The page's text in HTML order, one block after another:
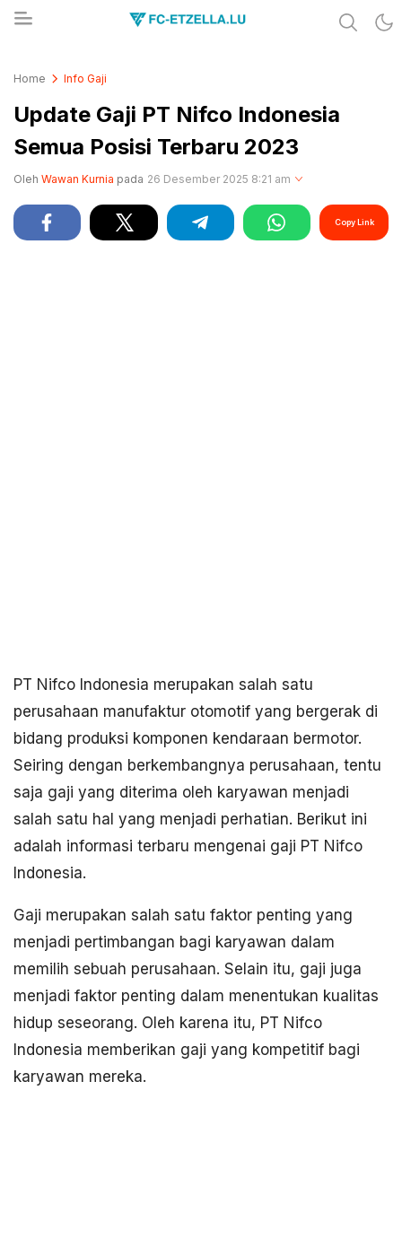
Home Info Gaji
Update Gaji PT Nifco Indonesia
Semua Posisi Terbaru 2023
Oleh Wawan Kurnia pada 26 Desember 2025 8:21 am
Copy Link
PT Nifco Indonesia merupakan salah satu
perusahaan manufaktur otomotif yang bergerak di
bidang produksi komponen kendaraan bermotor.
Seiring dengan berkembangnya perusahaan, tentu
saja gaji yang diterima oleh karyawan menjadi
salah satu hal yang menjadi perhatian. Berikut ini
adalah informasi terbaru mengenai gaji PT Nifco
Indonesia.
Gaji merupakan salah satu faktor penting yang
menjadi pertimbangan bagi karyawan dalam
memilih sebuah perusahaan. Selain itu, gaji juga
menjadi faktor penting dalam menentukan kualitas
hidup seseorang. Oleh karena itu, PT Nifco
Indonesia memberikan gaji yang kompetitif bagi
karyawan mereka.